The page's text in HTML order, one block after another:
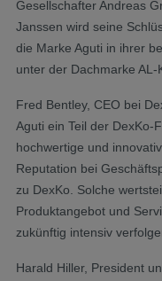
Gesellschafter Andreas
Janssen wird seine
die Marke Aguti in ihrer
unter der Dachmarke AL-
Fred Bentley, CEO bei
Aguti ein Teil der DexKo-
hochwertige und
Reputation bei
zu DexKo. Solche
Produktangebot und
zukünftig intensiv
Harald Hiller, President